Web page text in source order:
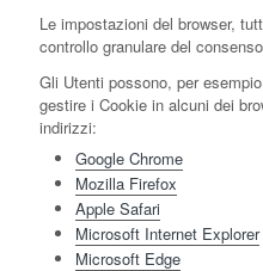
Le impostazioni del browser,
controllo granulare del
Gli Utenti possono, per
gestire i Cookie in alcuni dei
indirizzi:
Google Chrome
Mozilla Firefox
Apple Safari
Microsoft Internet Explorer
Microsoft Edge